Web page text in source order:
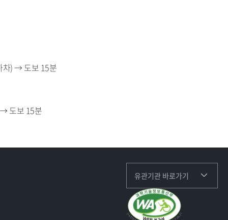
차) → 도보 15분
도보 15분
유관기관 바로가기